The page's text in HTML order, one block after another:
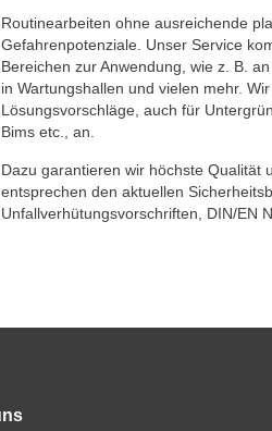
Routinearbeiten ohne ausreichende
Gefahrenpotenziale. Unser Service
Bereichen zur Anwendung, wie z. B.
in Wartungshallen und vielen mehr.
Lösungsvorschläge, auch für
Bims etc., an.
Dazu garantieren wir höchste Qualität
entsprechen den aktuellen
Unfallverhütungsvorschriften, DIN/EN